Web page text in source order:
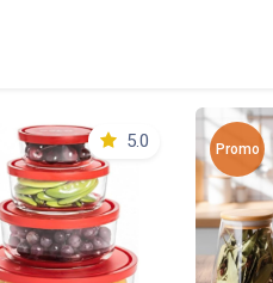
5.0 Promo